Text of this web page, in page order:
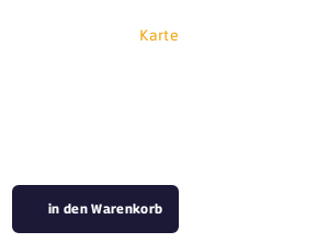
Karte
in den Warenkorb